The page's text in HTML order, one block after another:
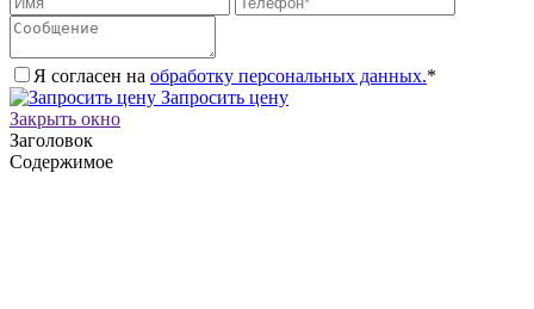
Я согласен на обработку персональных данных.*
Запросить цену
Закрыть окно
Заголовок
Содержимое